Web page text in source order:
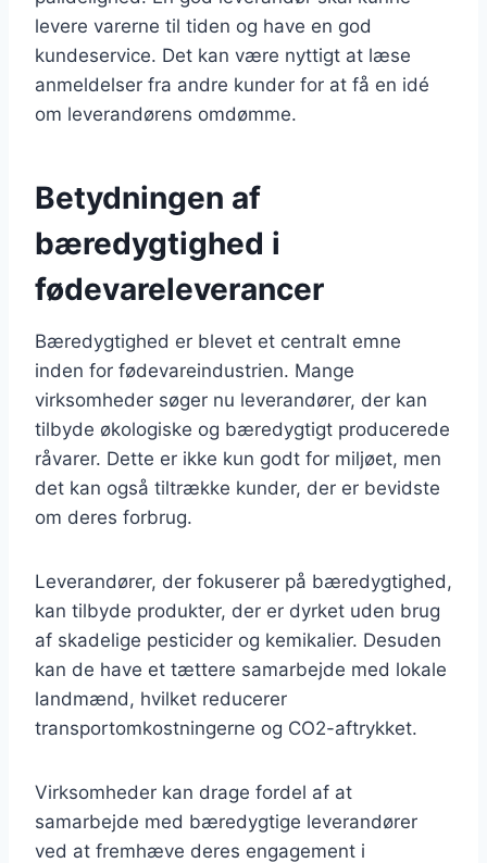
levere varerne til tiden og have en god
kundeservice. Det kan være nyttigt at læse
anmeldelser fra andre kunder for at få en idé
om leverandørens omdømme.
Betydningen af
bæredygtighed i
fødevareleverancer
Bæredygtighed er blevet et centralt emne
inden for fødevareindustrien. Mange
virksomheder søger nu leverandører, der kan
tilbyde økologiske og bæredygtigt producerede
råvarer. Dette er ikke kun godt for miljøet, men
det kan også tiltrække kunder, der er bevidste
om deres forbrug.
Leverandører, der fokuserer på bæredygtighed,
kan tilbyde produkter, der er dyrket uden brug
af skadelige pesticider og kemikalier. Desuden
kan de have et tættere samarbejde med lokale
landmænd, hvilket reducerer
transportomkostningerne og CO2-aftrykket.
Virksomheder kan drage fordel af at
samarbejde med bæredygtige leverandører
ved at fremhæve deres engagement i